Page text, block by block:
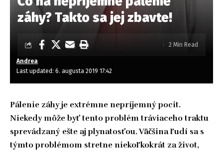
záhy? Takto sa jej zbavte!
Last updated: 6. augusta 2019 17:42
Andrea
2 Min Read
Pálenie záhy je extrémne nepríjemný pocit.
Niekedy môže byť tento problém tráviaceho traktu
sprevádzaný ešte aj plynatosťou. Väčšina ľudí sa s
týmto problémom stretne niekoľkokrát za život,